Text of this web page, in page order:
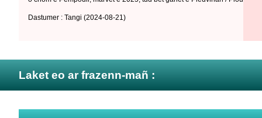
Dastumer : Tangi (2024-08-21)
Laket eo ar frazenn-mañ :